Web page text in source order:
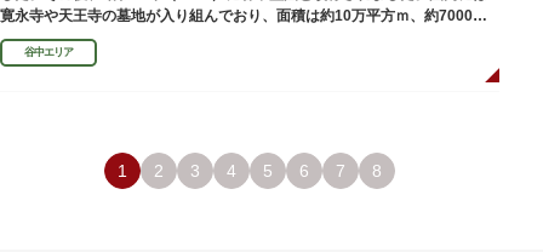
寛永寺や天王寺の墓地が入り組んでおり、面積は約10万平方ｍ、約7000基
の墓が並んでいます。園内を通る「さくら通り」は桜の名所となっていま
す。谷中エリア
1 2 3 4 5 6 7 8